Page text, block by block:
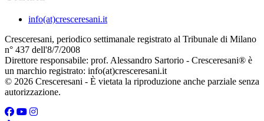
info(at)cresceresani.it
Cresceresani, periodico settimanale registrato al Tribunale di Milano
n° 437 dell'8/7/2008
Direttore responsabile: prof. Alessandro Sartorio - Cresceresani® è
un marchio registrato: info(at)cresceresani.it
© 2026 Cresceresani - È vietata la riproduzione anche parziale senza
autorizzazione.